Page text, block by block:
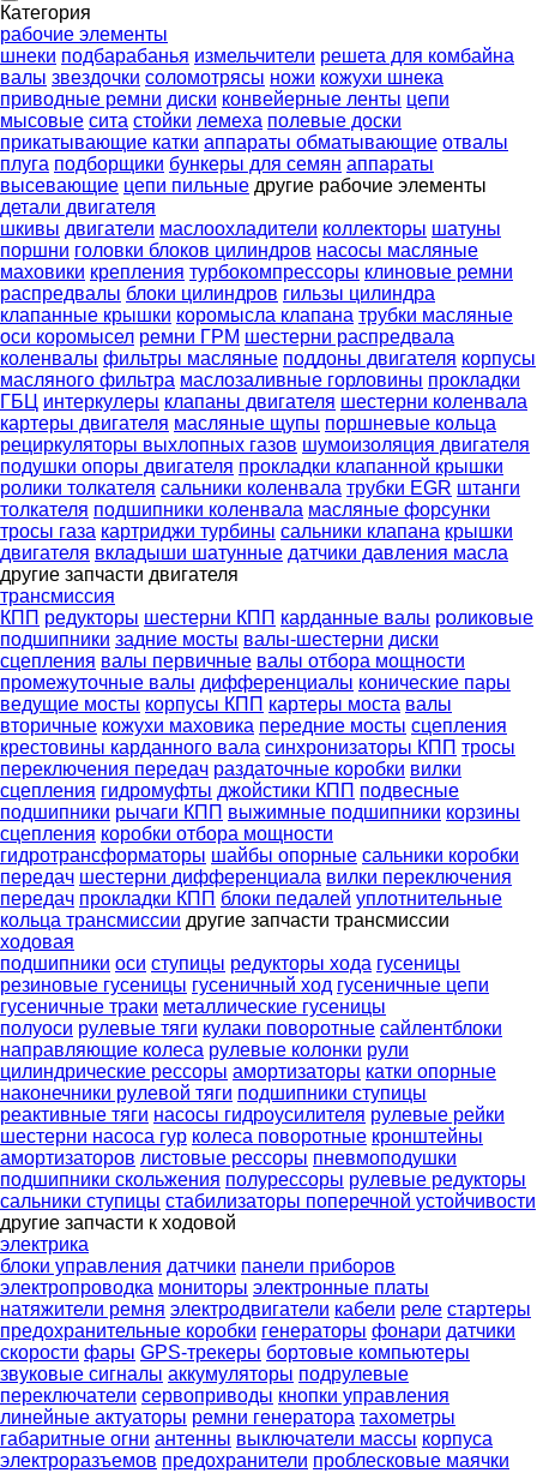
Категория
рабочие элементы
шнеки подбарабанья измельчители решета для комбайна
валы звездочки соломотрясы ножи кожухи шнека
приводные ремни диски конвейерные ленты цепи
мысовые сита стойки лемеха полевые доски
прикатывающие катки аппараты обматывающие отвалы
плуга подборщики бункеры для семян аппараты
высевающие цепи пильные другие рабочие элементы
детали двигателя
шкивы двигатели маслоохладители коллекторы шатуны
поршни головки блоков цилиндров насосы масляные
маховики крепления турбокомпрессоры клиновые ремни
распредвалы блоки цилиндров гильзы цилиндра
клапанные крышки коромысла клапана трубки масляные
оси коромысел ремни ГРМ шестерни распредвала
коленвалы фильтры масляные поддоны двигателя корпусы
масляного фильтра маслозаливные горловины прокладки
ГБЦ интеркулеры клапаны двигателя шестерни коленвала
картеры двигателя масляные щупы поршневые кольца
рециркуляторы выхлопных газов шумоизоляция двигателя
подушки опоры двигателя прокладки клапанной крышки
ролики толкателя сальники коленвала трубки EGR штанги
толкателя подшипники коленвала масляные форсунки
тросы газа картриджи турбины сальники клапана крышки
двигателя вкладыши шатунные датчики давления масла
другие запчасти двигателя
трансмиссия
КПП редукторы шестерни КПП карданные валы роликовые
подшипники задние мосты валы-шестерни диски
сцепления валы первичные валы отбора мощности
промежуточные валы дифференциалы конические пары
ведущие мосты корпусы КПП картеры моста валы
вторичные кожухи маховика передние мосты сцепления
крестовины карданного вала синхронизаторы КПП тросы
переключения передач раздаточные коробки вилки
сцепления гидромуфты джойстики КПП подвесные
подшипники рычаги КПП выжимные подшипники корзины
сцепления коробки отбора мощности
гидротрансформаторы шайбы опорные сальники коробки
передач шестерни дифференциала вилки переключения
передач прокладки КПП блоки педалей уплотнительные
кольца трансмиссии другие запчасти трансмиссии
ходовая
подшипники оси ступицы редукторы хода гусеницы
резиновые гусеницы гусеничный ход гусеничные цепи
гусеничные траки металлические гусеницы
полуоси рулевые тяги кулаки поворотные сайлентблоки
направляющие колеса рулевые колонки рули
цилиндрические рессоры амортизаторы катки опорные
наконечники рулевой тяги подшипники ступицы
реактивные тяги насосы гидроусилителя рулевые рейки
шестерни насоса гур колеса поворотные кронштейны
амортизаторов листовые рессоры пневмоподушки
подшипники скольжения полурессоры рулевые редукторы
сальники ступицы стабилизаторы поперечной устойчивости
другие запчасти к ходовой
электрика
блоки управления датчики панели приборов
электропроводка мониторы электронные платы
натяжители ремня электродвигатели кабели реле стартеры
предохранительные коробки генераторы фонари датчики
скорости фары GPS-трекеры бортовые компьютеры
звуковые сигналы аккумуляторы подрулевые
переключатели сервоприводы кнопки управления
линейные актуаторы ремни генератора тахометры
габаритные огни антенны выключатели массы корпуса
электроразъемов предохранители проблесковые маячки